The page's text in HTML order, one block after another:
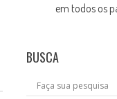
em todos os
BUSCA